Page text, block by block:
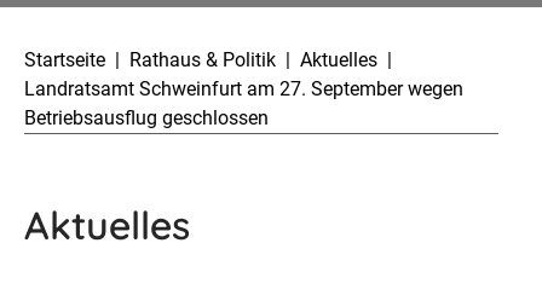
Startseite
Rathaus & Politik
Aktuelles
Landratsamt Schweinfurt am 27. September wegen
Betriebsausflug geschlossen
Aktuelles